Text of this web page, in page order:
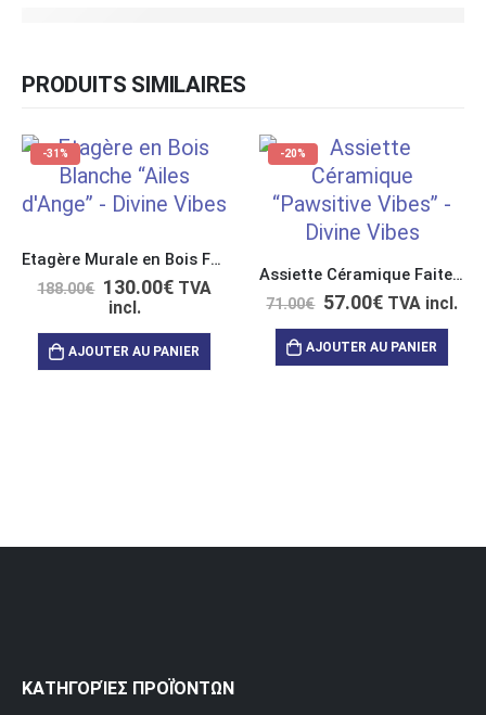
PRODUITS SIMILAIRES
-31%
Etagère Murale en Bois Faite à la Main pour Cristaux Blanche “Ailes d’Ange”
188.00€ 130.00€ TVA
incl.
AJOUTER AU PANIER
-20%
Assiette Céramique Faite Main avec Bord Pincé “Pawsitive Vibes”
71.00€ 57.00€ TVA incl.
AJOUTER AU PANIER
ΚΑΤΗΓΟΡΊΕΣ ΠΡΟΪΌΝΤΩΝ